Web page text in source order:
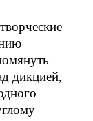
дикцией,